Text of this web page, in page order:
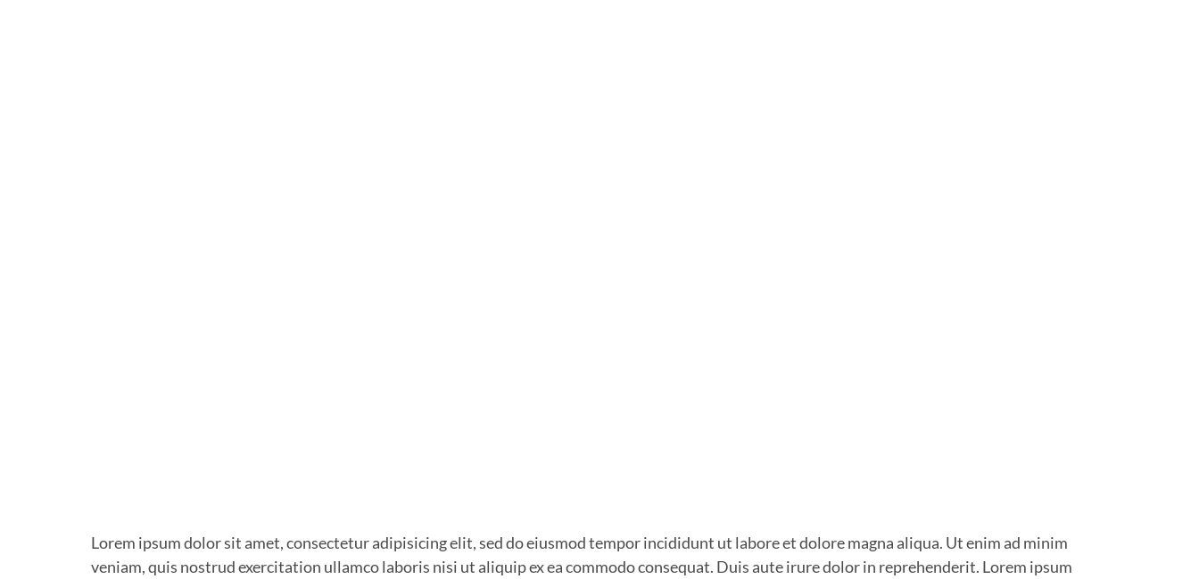
Lorem ipsum dolor sit amet, consectetur adipisicing elit, sed do eiusmod tempor incididunt ut labore et dolore magna aliqua. Ut enim ad minim
veniam, quis nostrud exercitation ullamco laboris nisi ut aliquip ex ea commodo consequat. Duis aute irure dolor in reprehenderit. Lorem ipsum